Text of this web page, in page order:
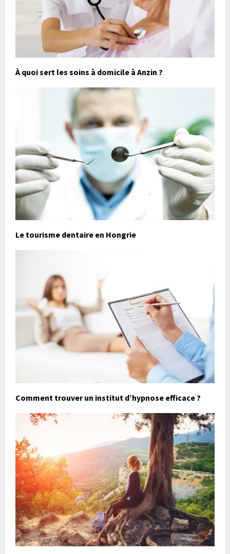
À quoi sert les soins à domicile à Anzin ?
Le tourisme dentaire en Hongrie
Comment trouver un institut d’hypnose efficace ?